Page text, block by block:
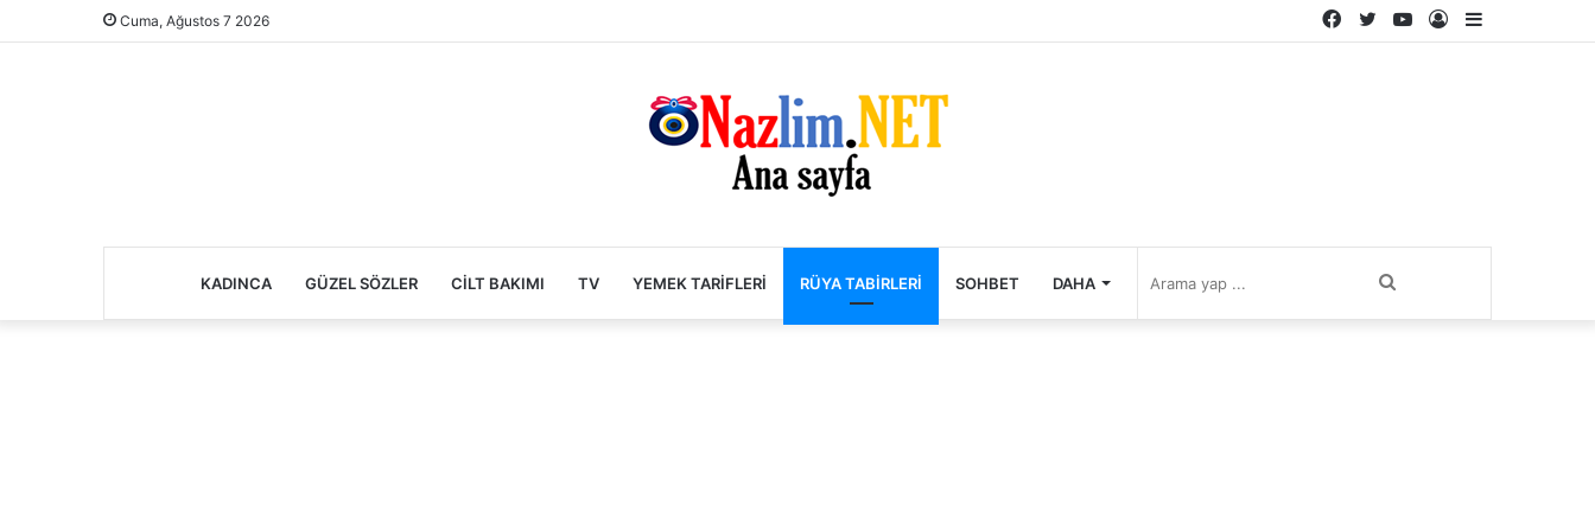
Cuma, Ağustos 7 2026
Kenar
Kayıt
YouTube
Twitter
Facebook
KADINCA GÜZEL SÖZLER CILT BAKIMI TV YEMEK TARIFLERI RÜYA TABIRLERI SOHBET DAHA